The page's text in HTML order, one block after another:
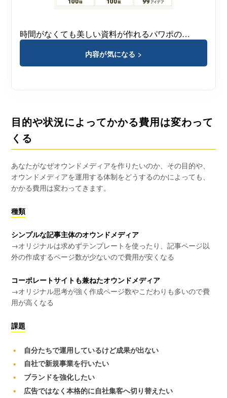
時間がなくても美しい資料が作れるパワポの…
内容が気になる >
目的や状況によってかかる費用は変わって
くる
あなたがなぜオウンドメディアを作りたいのか、その目的や、
オウンドメディアを運用する体制をどうするのかによっても、
かかる費用は変わってきます。
種類
シンプルな記事主体のオウンドメディア
→オリジナルは求めずテンプレートを使ったり、記事ページ以
外の作成するページ数が少ないので費用が安くなる
コーポレートサイトも兼ねたオウンドメディア
→オリジナル思考が強く作成ページ数やこだわりも多いので費
用が高くなる
課題
自分たちで運用しているけど成果が出ない
自社で新規事業を行いたい
ブランドを強化したい
広告ではなく本格的に自社集客へ切り替えたい